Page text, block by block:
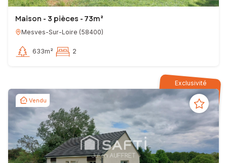
Maison - 3 pièces - 73m²
Mesves-Sur-Loire (58400)
633m² 2
Exclusivité
Vendu